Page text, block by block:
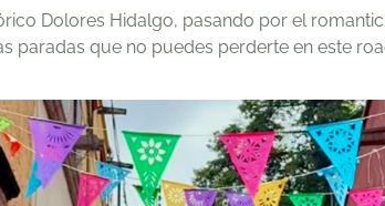
Dolores Hidalgo, pasando por el
paradas que no puedes perderte en este